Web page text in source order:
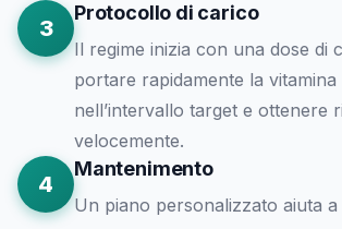
3
Protocollo di carico
Il regime inizia con una dose di
portare rapidamente la vitamina
nell’intervallo target e ottenere
velocemente.
4
Mantenimento
Un piano personalizzato aiuta